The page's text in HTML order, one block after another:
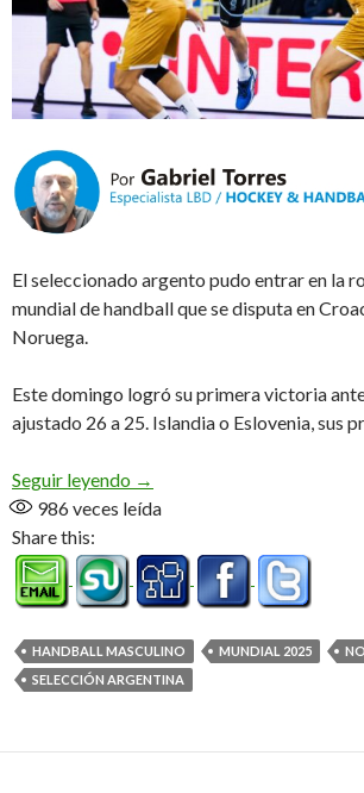
El seleccionado argento pudo entrar en la
mundial de handball que se disputa en
Noruega.
Este domingo logró su primera victoria
ajustado 26 a 25. Islandia o Eslovenia, sus
Seguir leyendo Destino Main Round
→
986veces leída
Share this:
HANDBALL MASCULINO MUNDIAL 2025
SELECCIÓN ARGENTINA